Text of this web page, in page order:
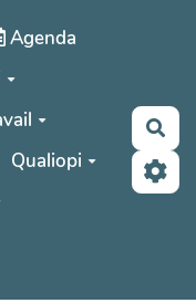
Agenda
Qualiopi